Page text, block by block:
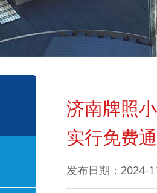
济南牌照
实行免费
发布日期：2024-